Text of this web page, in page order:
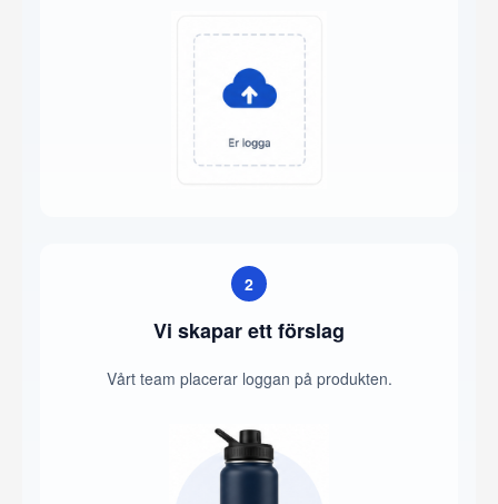
2
Vi skapar ett förslag
Vårt team placerar loggan på produkten.